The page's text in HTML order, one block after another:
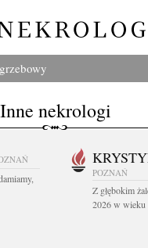
Inne nekrologi
POZNAŃ
Z głębokim
2026 w wieku